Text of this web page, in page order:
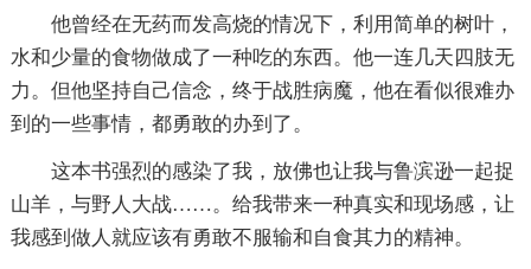
他曾经在无药而发高烧的情况下，利用简单的树叶，
水和少量的食物做成了一种吃的东西。他一连几天四肢无
力。但他坚持自己信念，终于战胜病魔，他在看似很难办
到的一些事情，都勇敢的办到了。
这本书强烈的感染了我，放佛也让我与鲁滨逊一起捉
山羊，与野人大战……。给我带来一种真实和现场感，让
我感到做人就应该有勇敢不服输和自食其力的精神。